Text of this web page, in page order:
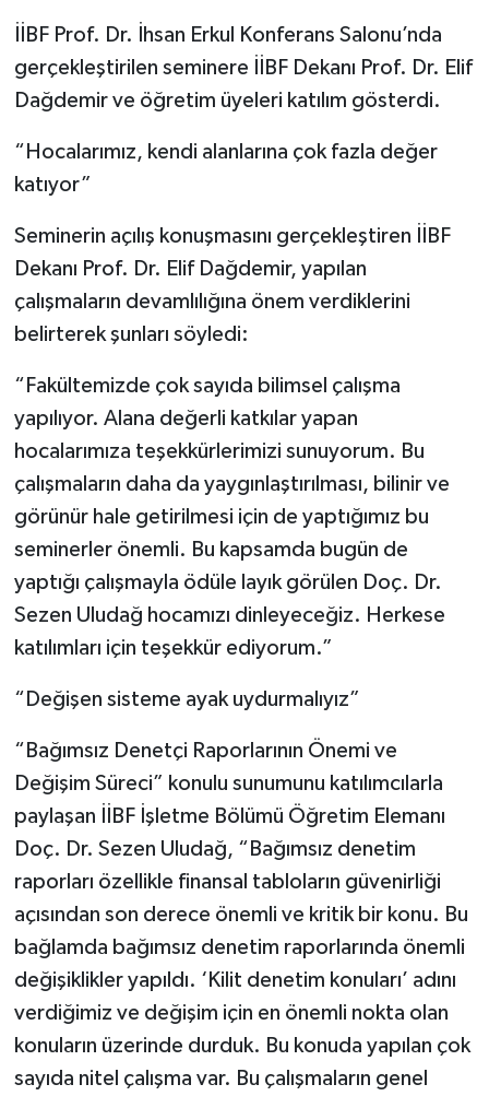
İİBF Prof. Dr. İhsan Erkul Konferans Salonu’nda
gerçekleştirilen seminere İİBF Dekanı Prof. Dr. Elif
Dağdemir ve öğretim üyeleri katılım gösterdi.
“Hocalarımız, kendi alanlarına çok fazla değer
katıyor”
Seminerin açılış konuşmasını gerçekleştiren İİBF
Dekanı Prof. Dr. Elif Dağdemir, yapılan
çalışmaların devamlılığına önem verdiklerini
belirterek şunları söyledi:
“Fakültemizde çok sayıda bilimsel çalışma
yapılıyor. Alana değerli katkılar yapan
hocalarımıza teşekkürlerimizi sunuyorum. Bu
çalışmaların daha da yaygınlaştırılması, bilinir ve
görünür hale getirilmesi için de yaptığımız bu
seminerler önemli. Bu kapsamda bugün de
yaptığı çalışmayla ödüle layık görülen Doç. Dr.
Sezen Uludağ hocamızı dinleyeceğiz. Herkese
katılımları için teşekkür ediyorum.”
“Değişen sisteme ayak uydurmalıyız”
“Bağımsız Denetçi Raporlarının Önemi ve
Değişim Süreci” konulu sunumunu katılımcılarla
paylaşan İİBF İşletme Bölümü Öğretim Elemanı
Doç. Dr. Sezen Uludağ, “Bağımsız denetim
raporları özellikle finansal tabloların güvenirliği
açısından son derece önemli ve kritik bir konu. Bu
bağlamda bağımsız denetim raporlarında önemli
değişiklikler yapıldı. ‘Kilit denetim konuları’ adını
verdiğimiz ve değişim için en önemli nokta olan
konuların üzerinde durduk. Bu konuda yapılan çok
sayıda nitel çalışma var. Bu çalışmaların genel